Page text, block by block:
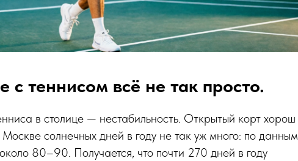
с теннисом всё не так просто.
в столице — нестабильность. Открытый корт хорош
Москве солнечных дней в году не так уж много: по данным
80–90. Получается, что почти 270 дней в году